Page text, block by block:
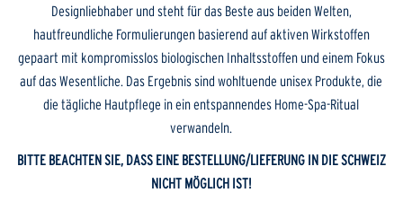
Designliebhaber und steht für das Beste aus beiden Welten,
hautfreundliche Formulierungen basierend auf aktiven Wirkstoffen
gepaart mit kompromisslos biologischen Inhaltsstoffen und einem Fokus
auf das Wesentliche. Das Ergebnis sind wohltuende unisex Produkte, die
die tägliche Hautpflege in ein entspannendes Home-Spa-Ritual
verwandeln.
BITTE BEACHTEN SIE, DASS EINE BESTELLUNG/LIEFERUNG IN DIE SCHWEIZ
NICHT MÖGLICH IST!